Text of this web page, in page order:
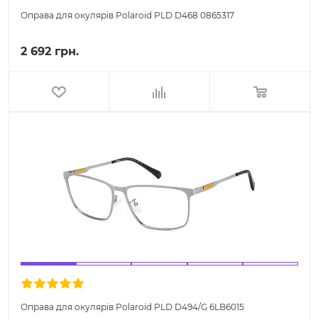
Оправа для окулярів Polaroid PLD D468 0865317
2 692 грн.
Оправа для окулярів Polaroid PLD D494/G 6LB6015